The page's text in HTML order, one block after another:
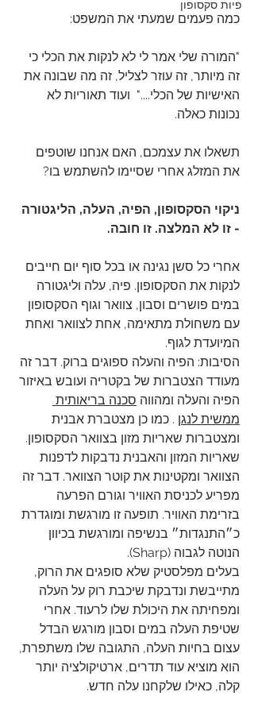
פיות סקסופון
כמה פעמים שמעתי את המשפט:
"המורה שלי אמר לי לא לנקות את הכלי כי
זה מיותר, זה עוזר לצליל, זה מה שבונה את
האישיות של הכלי...."  ועוד תאוריות לא
נכונות כאלה.
תשאלו את עצמכם, האם אנחנו שוטפים
את המזלג אחרי שסיימו להשתמש בו?
ניקוי הסקסופון, הפיה, העלה, הליגטורה
- זו לא המלצה. זו חובה.
אחרי כל סשן נגינה או בכל סוף יום חייבים
לנקות את הסקסופון. פיה, עלה וליגטורה
במים פושרים וסבון, צוואר וגוף הסקסופון
עם משחולת מתאימה, אחת לצוואר ואחת
המיועדת לגוף.
הסיבות: הפיה והעלה ספוגים ברוק. דבר זה
מעודד הצטברות של בקטריה ועובש באיזור
הפיה והעלה ומהווה סכנה בריאותית
ממשית לנגן . כמו כן מצטברת אבנית
ומצטברות שאריות מזון בצוואר הסקסופון.
שאריות המזון והאבנית נדבקות לדפנות
הצוואר ומקטינות את קוטר הצוואר. דבר זה
מפריע לכניסת האוויר וגורם הפרעה
בזרימת האוויר. תופעה זו מורגשת ומוגדרת
כ״התנגדות״ בנשיפה ומורגשת בכיוון
הנוטה לגבוה (Sharp).
בעלים מפלסטיק שלא סופגים את הרוק,
מתייבשת ונדבקת שיכבת רוק על העלה
ומפחיתה את היכולת שלו לרעוד. אחרי
שטיפת העלה במים וסבון מורגש הבדל
עצום בחיות העלה, התגובה שלו משתפרת,
הוא מוציא עוד תדרים, ארטיקולציה יותר
קלה, כאילו שלקחנו עלה חדש.